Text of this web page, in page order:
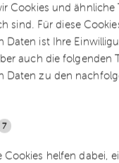
Cookies und
sind. Für diese
Daten ist Ihre
auch die folgenden
Daten zu den
7
Cookies helfen dabei,
sich für
das Recht